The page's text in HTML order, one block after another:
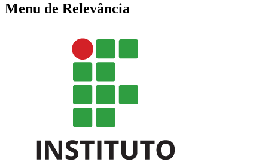
Menu de Relevância